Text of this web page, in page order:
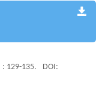
: 129-135.
DOI: